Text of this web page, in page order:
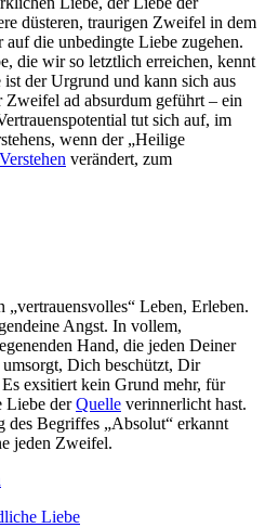
düsteren, traurigen Zweifel in dem
die unbedingte Liebe zugehen.
die wir so letztlich erreichen, kennt
der Urgrund und kann sich aus
Zweifel ad absurdum geführt – ein
tut sich auf, im
wenn der „Heilige
Verstehen verändert, zum
„vertrauensvolles“ Leben, Erleben.
Angst. In vollem,
Hand, die jeden Deiner
Dich beschützt, Dir
exsitiert kein Grund mehr, für
Liebe derQuelle verinnerlicht hast.
des Begriffes „Absolut“ erkannt
jeden Zweifel.
Liebe